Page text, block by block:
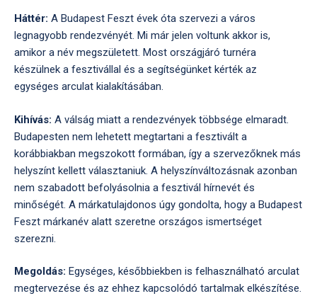
Háttér: A Budapest Feszt évek óta szervezi a város
legnagyobb rendezvényét. Mi már jelen voltunk akkor is,
amikor a név megszületett. Most országjáró turnéra
készülnek a fesztivállal és a segítségünket kérték az
egységes arculat kialakításában.
Kihívás: A válság miatt a rendezvények többsége elmaradt.
Budapesten nem lehetett megtartani a fesztivált a
korábbiakban megszokott formában, így a szervezőknek más
helyszínt kellett választaniuk. A helyszínváltozásnak azonban
nem szabadott befolyásolnia a fesztivál hírnevét és
minőségét. A márkatulajdonos úgy gondolta, hogy a Budapest
Feszt márkanév alatt szeretne országos ismertséget
szerezni.
Megoldás: Egységes, későbbiekben is felhasználható arculat
megtervezése és az ehhez kapcsolódó tartalmak elkészítése.